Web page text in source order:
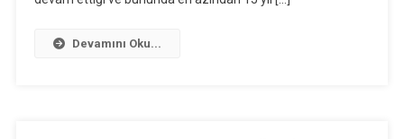
Devamını Oku...